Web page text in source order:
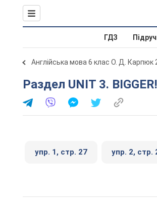
ГДЗ
Англійська мова 6 клас О. Д. Карпюк
Раздел UNIT 3.
упр. 1, стр. 27 упр. 2, стр.